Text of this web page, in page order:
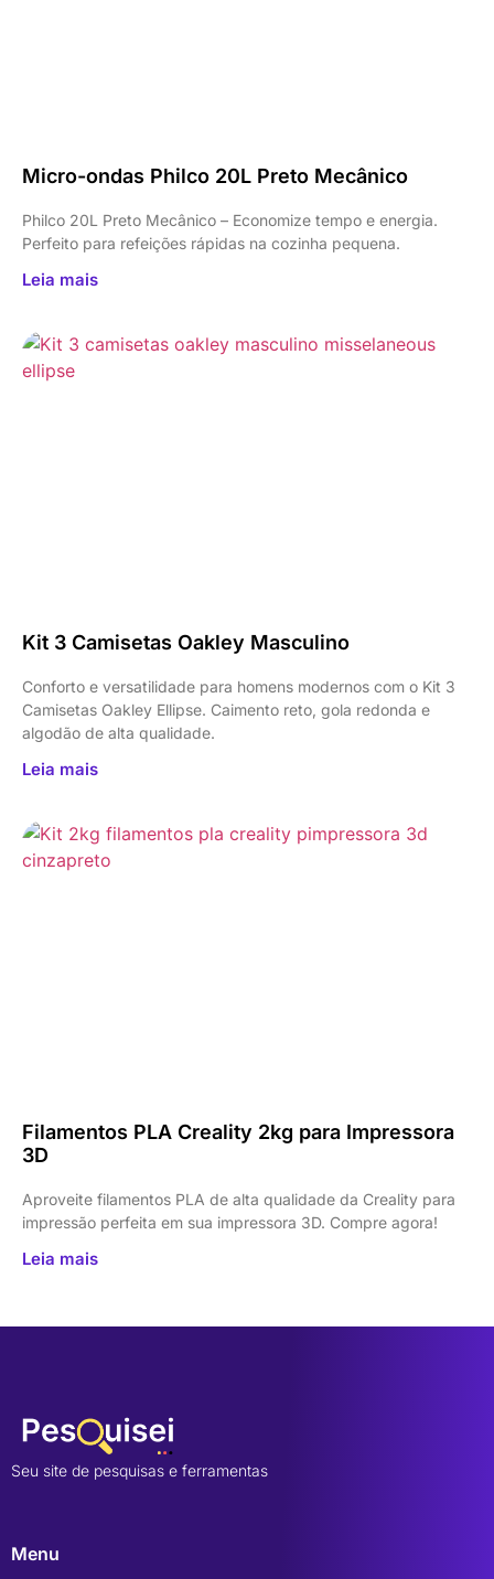
Micro-ondas Philco 20L Preto Mecânico
Philco 20L Preto Mecânico – Economize tempo e energia.
Perfeito para refeições rápidas na cozinha pequena.
Leia mais
Kit 3 Camisetas Oakley Masculino
Conforto e versatilidade para homens modernos com o Kit 3
Camisetas Oakley Ellipse. Caimento reto, gola redonda e
algodão de alta qualidade.
Leia mais
Filamentos PLA Creality 2kg para Impressora
3D
Aproveite filamentos PLA de alta qualidade da Creality para
impressão perfeita em sua impressora 3D. Compre agora!
Leia mais
Seu site de pesquisas e ferramentas
Menu